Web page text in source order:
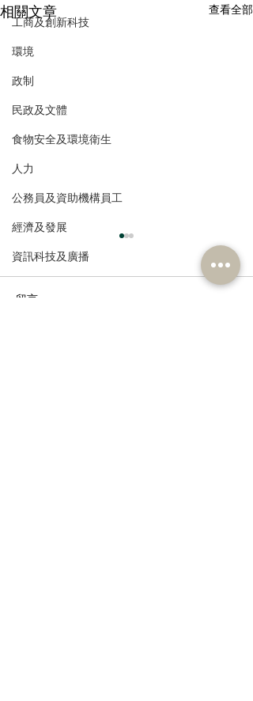
工商及創新科技
環境
政制
民政及文體
食物安全及環境衛生
人力
公務員及資助機構員工
經濟及發展
資訊科技及廣播
相關文章 查看全部
留言